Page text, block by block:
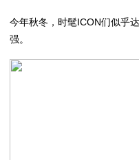
今年秋冬，时髦ICON们似乎
强。